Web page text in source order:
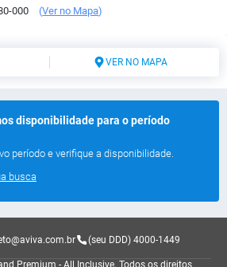
000 (Ver no Mapa)
VER NO MAPA
disponibilidade para o período
período e verifique a disponibilidade.
busca
(seu DDD) 4000-1449
Premium - All Inclusive. Todos os direitos